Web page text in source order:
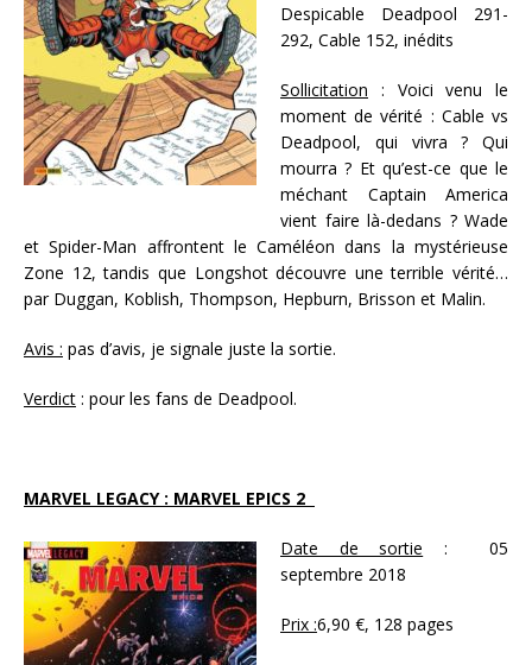
Despicable Deadpool 291-
292, Cable 152, inédits
Sollicitation : Voici venu le
moment de vérité : Cable vs
Deadpool, qui vivra ? Qui
mourra ? Et qu’est-ce que le
méchant Captain America
vient faire là-dedans ? Wade
et Spider-Man affrontent le Caméléon dans la mystérieuse
Zone 12, tandis que Longshot découvre une terrible vérité…
par Duggan, Koblish, Thompson, Hepburn, Brisson et Malin.
Avis : pas d’avis, je signale juste la sortie.
Verdict : pour les fans de Deadpool.
MARVEL LEGACY : MARVEL EPICS 2
Date de sortie : 05
septembre 2018
Prix :6,90 €, 128 pages